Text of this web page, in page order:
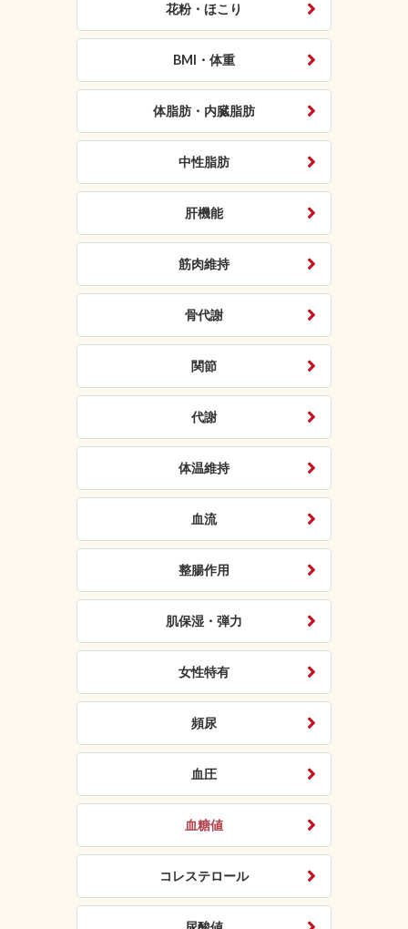
花粉・ほこり
BMI・体重
体脂肪・内臓脂肪
中性脂肪
肝機能
筋肉維持
骨代謝
関節
代謝
体温維持
血流
整腸作用
肌保湿・弾力
女性特有
頻尿
血圧
血糖値
コレステロール